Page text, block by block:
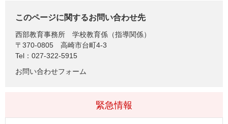
このページに関するお問い合わせ先
西部教育事務所
学校教育係（指導関係）
〒370-0805
高崎市台町4-3
Tel：027-322-5915
お問い合わせフォーム
緊急情報